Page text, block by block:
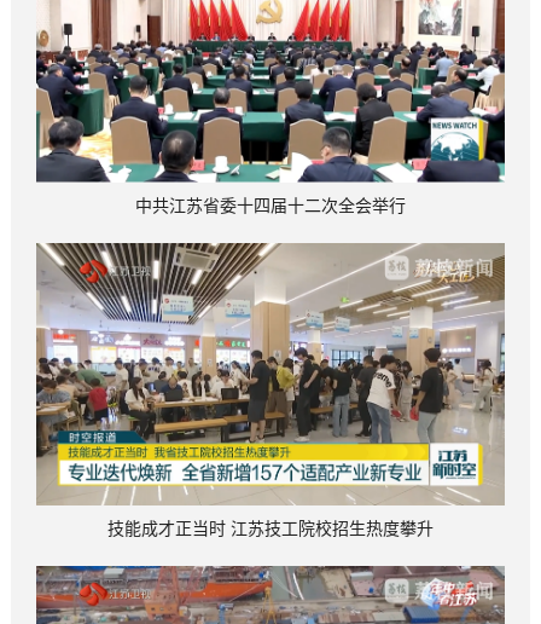
中共江苏省委十四届十二次全会举行
技能成才正当时 江苏技工院校招生热度攀升